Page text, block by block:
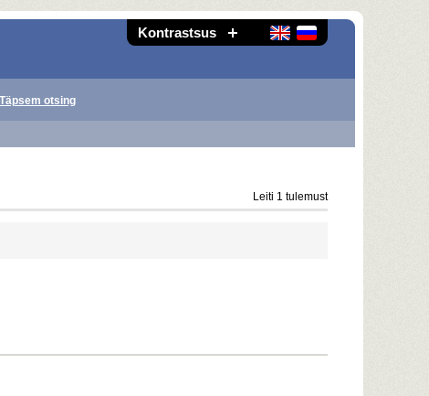
Kontrastsus
Täpsem otsing
Leiti 1 tulemust